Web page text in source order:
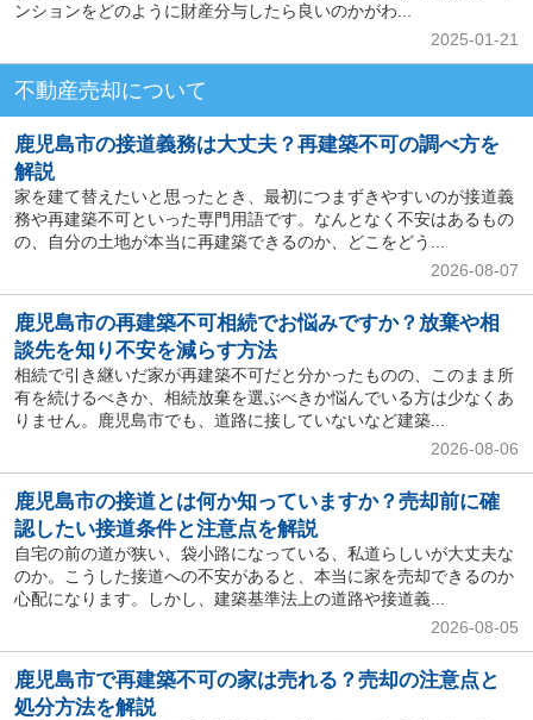
ンションをどのように財産分与したら良いのかがわ...
2025-01-21
不動産売却について
鹿児島市の接道義務は大丈夫？再建築不可の調べ方を
解説
家を建て替えたいと思ったとき、最初につまずきやすいのが接道義
務や再建築不可といった専門用語です。なんとなく不安はあるもの
の、自分の土地が本当に再建築できるのか、どこをどう...
2026-08-07
鹿児島市の再建築不可相続でお悩みですか？放棄や相
談先を知り不安を減らす方法
相続で引き継いだ家が再建築不可だと分かったものの、このまま所
有を続けるべきか、相続放棄を選ぶべきか悩んでいる方は少なくあ
りません。鹿児島市でも、道路に接していないなど建築...
2026-08-06
鹿児島市の接道とは何か知っていますか？売却前に確
認したい接道条件と注意点を解説
自宅の前の道が狭い、袋小路になっている、私道らしいが大丈夫な
のか。こうした接道への不安があると、本当に家を売却できるのか
心配になります。しかし、建築基準法上の道路や接道義...
2026-08-05
鹿児島市で再建築不可の家は売れる？売却の注意点と
処分方法を解説